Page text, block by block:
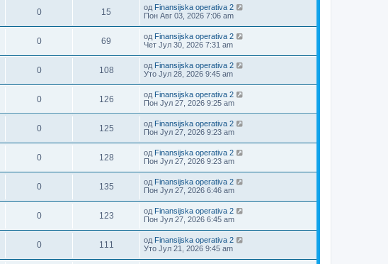
0 15 од Finansijska operativa 2
Пон Авг 03, 2026 7:06 am
0 69 од Finansijska operativa 2
Чет Јул 30, 2026 7:31 am
0 108 од Finansijska operativa 2
Уто Јул 28, 2026 9:45 am
0 126 од Finansijska operativa 2
Пон Јул 27, 2026 9:25 am
0 125 од Finansijska operativa 2
Пон Јул 27, 2026 9:23 am
0 128 од Finansijska operativa 2
Пон Јул 27, 2026 9:23 am
0 135 од Finansijska operativa 2
Пон Јул 27, 2026 6:46 am
0 123 од Finansijska operativa 2
Пон Јул 27, 2026 6:45 am
0 111 од Finansijska operativa 2
Уто Јул 21, 2026 9:45 am